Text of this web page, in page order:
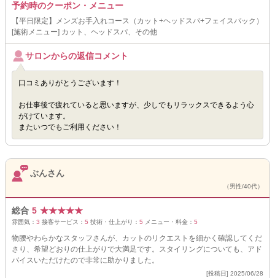
予約時のクーポン・メニュー
【平日限定】メンズお手入れコース（カット+ヘッドスパ+フェイスパック）
[施術メニュー] カット、ヘッドスパ、その他
サロンからの返信コメント
口コミありがとうございます！
お仕事後で疲れていると思いますが、少しでもリラックスできるよう心
がけています。
またいつでもご利用ください！
ぶんさん
（男性/40代）
総合 5 ★★★★★
雰囲気： 3 接客サービス： 5 技術・仕上がり： 5 メニュー・料金： 5
物腰やわらかなスタッフさんが、カットのリクエストを細かく確認してくだ
さり、希望どおりの仕上がりで大満足です。スタイリングについても、アド
バイスいただけたので非常に助かりました。
[投稿日] 2025/06/28